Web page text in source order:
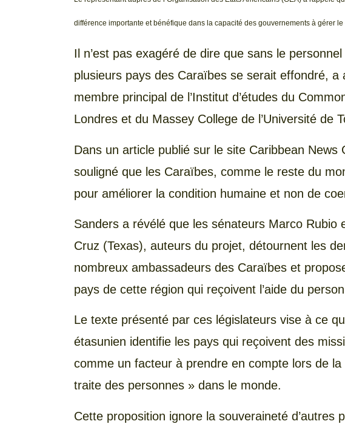
différence importante et bénéfique dans la capacité des gouvernements à gérer le
Il n’est pas exagéré de dire que sans le
plusieurs pays des Caraïbes se serait effondré, a
membre principal de l’Institut d’études du
Londres et du Massey College de l’Université de
Dans un article publié sur le site Caribbean News
souligné que les Caraïbes, comme le reste du
pour améliorer la condition humaine et non de
Sanders a révélé que les sénateurs Marco Rubio
Cruz (Texas), auteurs du projet, détournent les
nombreux ambassadeurs des Caraïbes et
pays de cette région qui reçoivent l’aide du
Le texte présenté par ces législateurs vise à ce
étasunien identifie les pays qui reçoivent des
comme un facteur à prendre en compte lors de
traite des personnes » dans le monde.
Cette proposition ignore la souveraineté d’autres